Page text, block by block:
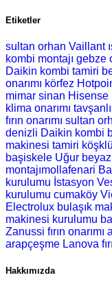
Etiketler
sultan orhan Vaillant
kombi montajı gebze
Daikin kombi tamiri
onarımı körfez
mimar sinan Hisense
klima onarımı
fırın onarımı sultan
denizli Daikin kombi
makinesi tamiri
başiskele Uğur
montajımollafenari
kurulumu İstasyon
kurulumu cumaköy
Electrolux bulaşık
makinesi kurulumu
Zanussi fırın onarımı
arapçeşme Lanova
Hakkımızda